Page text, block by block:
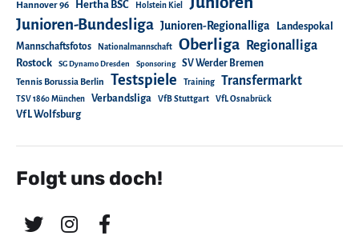
Hannover 96 Hertha BSC Holstein Kiel
Junioren-Bundesliga Junioren-Regionalliga
Landespokal
Mannschaftsfotos
Nationalmannschaft Oberliga Regionalliga
Rostock SG Dynamo Dresden Sponsoring SV Werder Bremen
Tennis Borussia Berlin Testspiele Training Transfermarkt
TSV 1860 München Verbandsliga VfB Stuttgart VfL Osnabrück
VfL Wolfsburg
Folgt uns doch!